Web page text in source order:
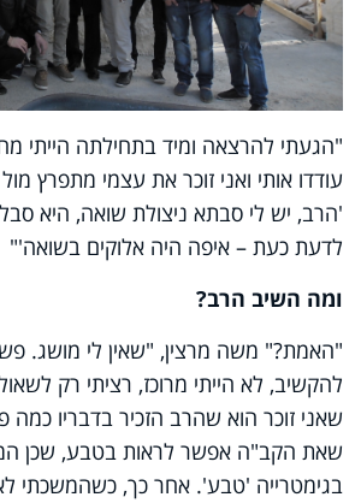
"הגעתי להרצאה ומיד בתחילתה הייתי
עודדו אותי ואני זוכר את עצמי מתפרץ
'הרב, יש לי סבתא ניצולת שואה, היא
לדעת כעת – איפה היה אלוקים בשואה'"
ומה השיב הרב?
"האמת?" משה מרצין, "שאין לי מושג.
להקשיב, לא הייתי מרוכז, רציתי רק
שאני זוכר הוא שהרב הזכיר בדבריו
שאת הקב"ה אפשר לראות בטבע, שכן
בגימטרייה 'טבע'. אחר כך, כשהמשכתי